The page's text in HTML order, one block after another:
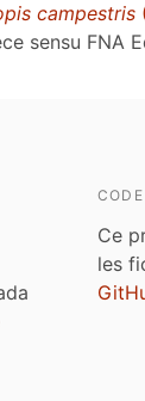
campestris
sensu FNA
CODE
Ce
les